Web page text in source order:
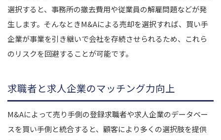
選択すると、事務所の撤去費用や従業員の解雇問題などが発
生します。そんなときM&Aによる売却を選択すれば、買い手
企業が事業を引き継いで会社を存続させられるため、これら
のリスクを回避することが可能です。
求職者と求人企業のマッチング力向上
M&Aによって売り手側の登録求職者や求人企業のデータベー
スを買い手側と統合すると、顧客により多くの選択肢を提供